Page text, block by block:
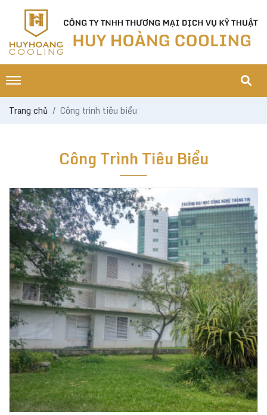
Trang chủ Công trình tiêu biểu
Công Trình Tiêu Biểu